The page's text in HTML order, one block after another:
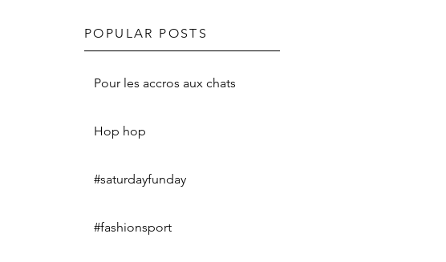
POPULAR POSTS
Pour les accros aux chats
Hop hop
#saturdayfunday
#fashionsport